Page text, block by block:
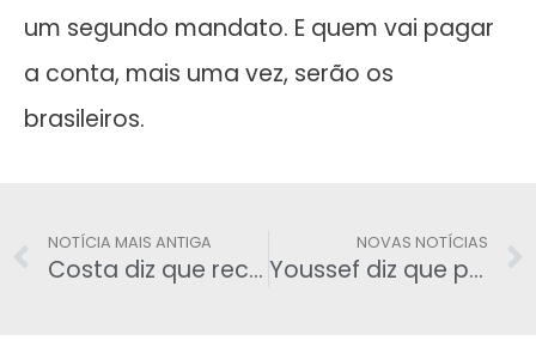
um segundo mandato. E quem vai pagar
a conta, mais uma vez, serão os
brasileiros.
NOTÍCIA MAIS ANTIGA
Costa diz que recebeu R$ 59 milhões da Oldebrecht
NOVAS NOTÍCIAS
Youssef diz que pagava propina a mando de agentes políticos